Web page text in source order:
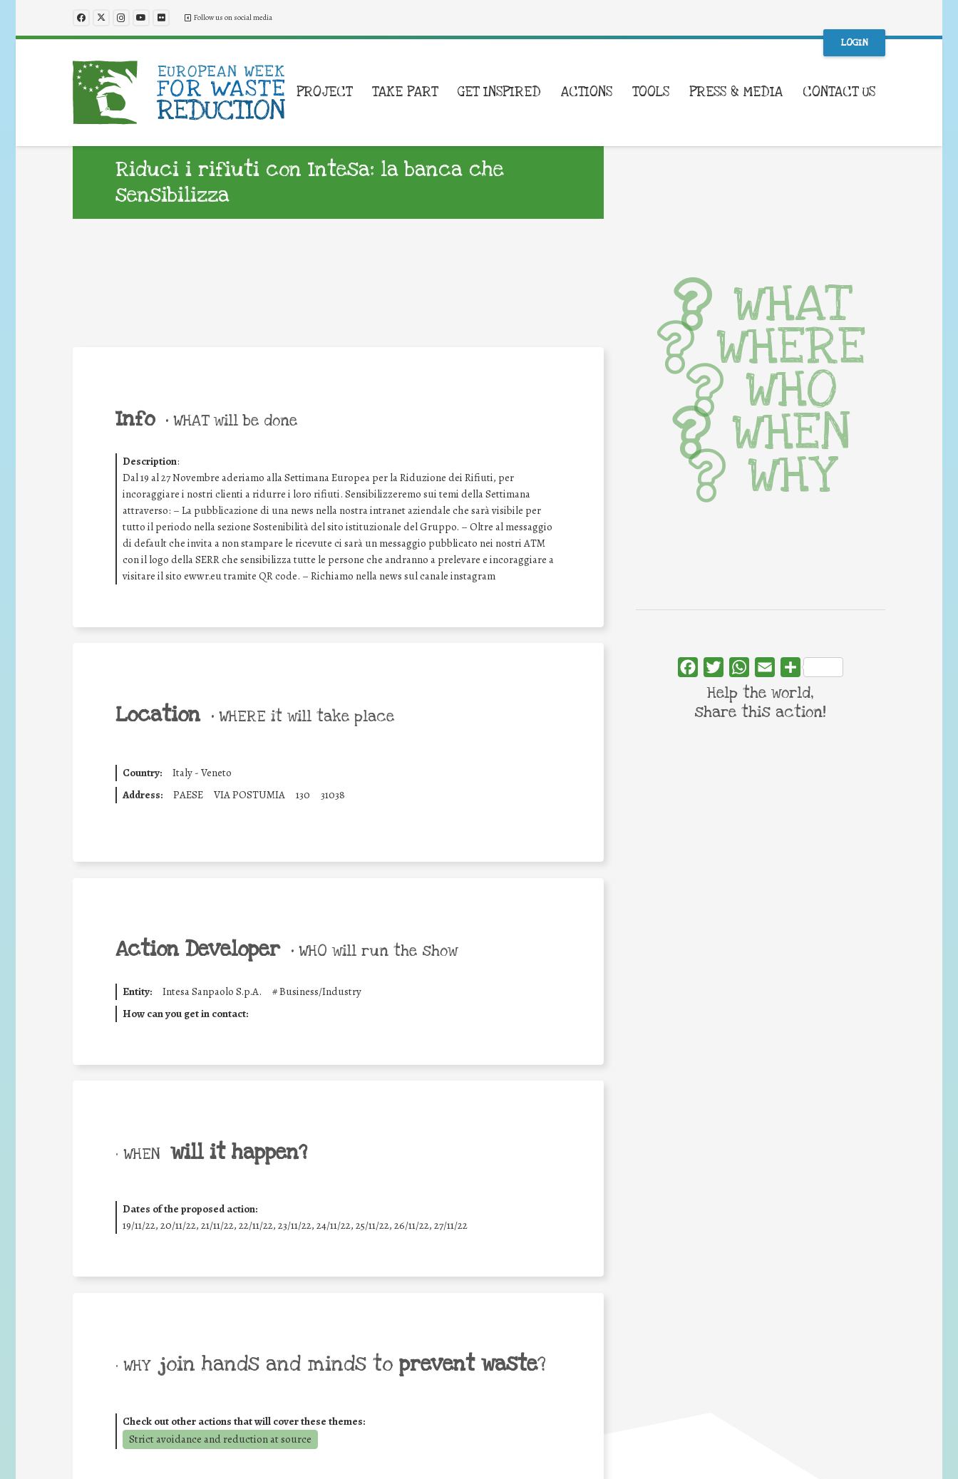
Follow us on social media
LOGIN
PROJECT TAKE PART GET INSPIRED ACTIONS TOOLS PRESS & MEDIA CONTACT US
Riduci i rifiuti con Intesa: la banca che
sensibilizza
Info • WHAT will be done
Description:
Dal 19 al 27 Novembre aderiamo alla Settimana Europea per la Riduzione dei Rifiuti, per
incoraggiare i nostri clienti a ridurre i loro rifiuti. Sensibilizzeremo sui temi della Settimana
attraverso: – La pubblicazione di una news nella nostra intranet aziendale che sarà visibile per
tutto il periodo nella sezione Sostenibilità del sito istituzionale del Gruppo. – Oltre al messaggio
di default che invita a non stampare le ricevute ci sarà un messaggio pubblicato nei nostri ATM
con il logo della SERR che sensibilizza tutte le persone che andranno a prelevare e incoraggiare a
visitare il sito ewwr.eu tramite QR code. – Richiamo nella news sul canale instagram
Location • WHERE it will take place
Country:
Italy - Veneto
Address:
PAESE VIA POSTUMIA 130 31038
Action Developer • WHO will run the show
Entity: Intesa Sanpaolo S.p.A. #Business/Industry
How can you get in contact:
• WHEN will it happen?
Dates of the proposed action:
19/11/22, 20/11/22, 21/11/22, 22/11/22, 23/11/22, 24/11/22, 25/11/22, 26/11/22, 27/11/22
• WHY join hands and minds to prevent waste?
Check out other actions that will cover these themes:
Strict avoidance and reduction at source
WHAT
WHERE
WHO
WHEN
WHY
FacebookTwitterWhatsApp
Email Share
Help the world,
share this action!